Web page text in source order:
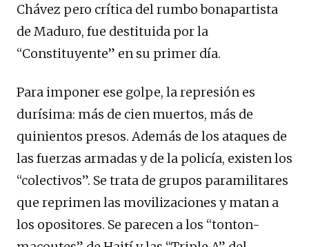
Chávez pero crítica del rumbo bonapartista
de Maduro, fue destituida por la
“Constituyente” en su primer día.
Para imponer ese golpe, la represión es
durísima: más de cien muertos, más de
quinientos presos. Además de los ataques de
las fuerzas armadas y de la policía, existen los
“colectivos”. Se trata de grupos paramilitares
que reprimen las movilizaciones y matan a
los opositores. Se parecen a los “tonton-